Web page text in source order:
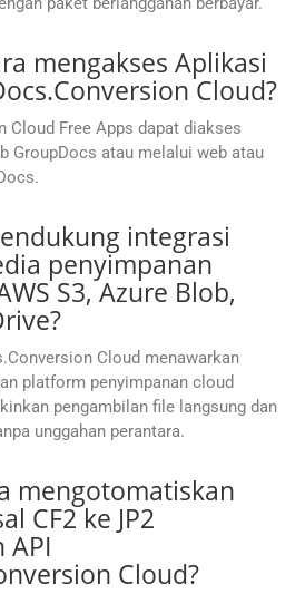
mengakses Aplikasi
Cloud?
Cloud Free Apps dapat diakses
GroupDocs atau melalui web atau
integrasi
penyimpanan
S3, Azure Blob,
Cloud menawarkan
platform penyimpanan cloud
pengambilan file langsung dan
unggahan perantara.
mengotomatiskan
CF2 ke JP2
API
Cloud?